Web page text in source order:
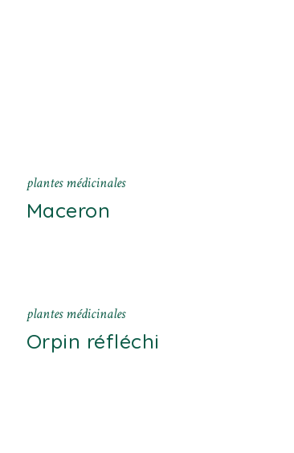
plantes médicinales
Maceron
plantes médicinales
Orpin réfléchi